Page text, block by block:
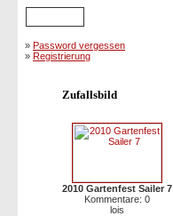
» Password vergessen
» Registrierung
Zufallsbild
2010 Gartenfest Sailer 7
Kommentare: 0
lois